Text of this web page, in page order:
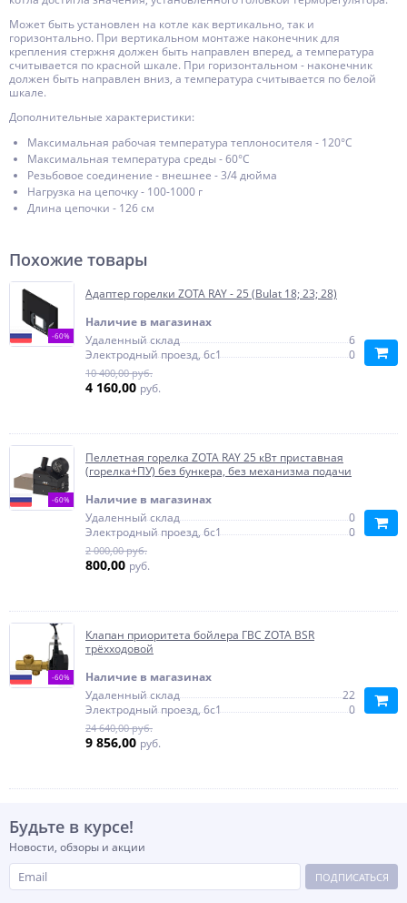
Может быть установлен на котле как вертикально, так и
горизонтально. При вертикальном монтаже наконечник для
крепления стержня должен быть направлен вперед, а температура
считывается по красной шкале. При горизонтальном - наконечник
должен быть направлен вниз, а температура считывается по белой
шкале.
Дополнительные характеристики:
Максимальная рабочая температура теплоносителя - 120°С
Максимальная температура среды - 60°С
Резьбовое соединение - внешнее - 3/4 дюйма
Нагрузка на цепочку - 100-1000 г
Длина цепочки - 126 см
Похожие товары
-60%
Адаптер горелки ZOTA RAY - 25 (Bulat 18; 23; 28)
Наличие в магазинах
Удаленный склад
6
Электродный проезд, 6с1
0
10 400,00 руб.
4 160,00 руб.
-60%
Пеллетная горелка ZOTA RAY 25 кВт приставная
(горелка+ПУ) без бункера, без механизма подачи
Наличие в магазинах
Удаленный склад
0
Электродный проезд, 6с1
0
2 000,00 руб.
800,00 руб.
-60%
Клапан приоритета бойлера ГВС ZOTA BSR
трёхходовой
Наличие в магазинах
Удаленный склад
22
Электродный проезд, 6с1
0
24 640,00 руб.
9 856,00 руб.
Будьте в курсе!
Новости, обзоры и акции
ПОДПИСАТЬСЯ